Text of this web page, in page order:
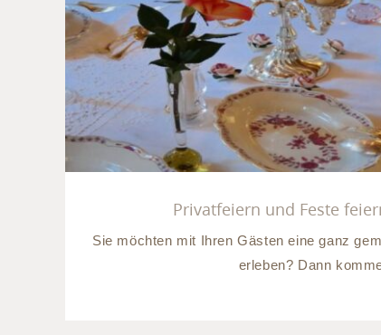
Privatfeiern und Feste
Sie möchten mit Ihren Gästen eine ganz
erleben? Dann